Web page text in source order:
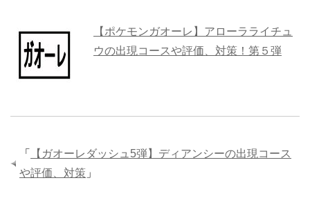
【ポケモンガオーレ】アローラライチュ
ウの出現コースや評価、対策！第５弾
「
【ガオーレダッシュ5弾】ディアンシーの出現コース
や評価、対策 」